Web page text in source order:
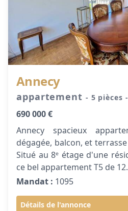
Annecy
appartement - 5 pièces
690 000 €
Annecy spacieux
dégagée, balcon, et
Situé au 8ᵉ étage d'une
ce bel appartement T5 de
Mandat : 1095
Détails de l'annonce